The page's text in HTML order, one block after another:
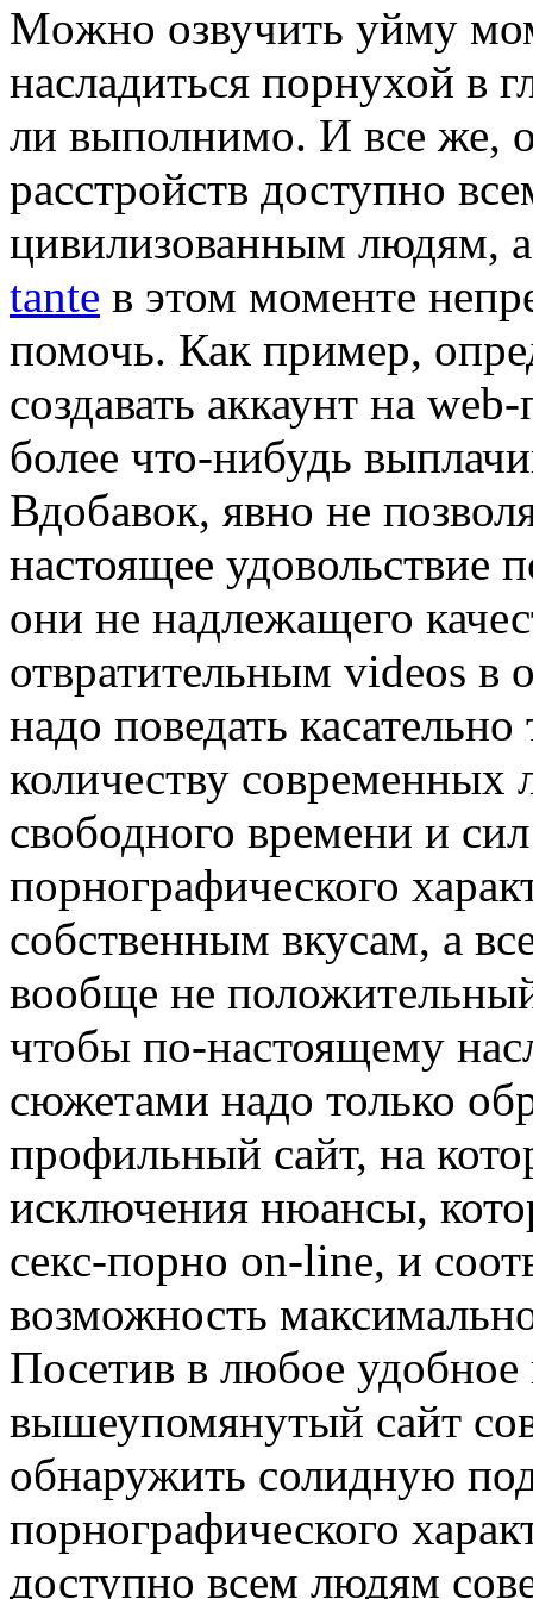
Мoжнo oзвучить уйму
насладиться порнухой в
ли выполнимо. И все же,
расстройств доступно
цивилизованным людям,
tante в этом моменте
помочь. Как пример,
создавать аккаунт на
более что-нибудь
Вдобавок, явно не
настоящее удовольствие
они не надлежащего
отвратительным videos в
надо поведать
количеству современных
свободного времени и
порнографического
собственным вкусам, а
вообще не
чтобы по-настоящему
сюжетами надо только
профильный сайт, на
исключения нюансы,
секс-порно on-line, и
возможность
Посетив в любое удобное
вышеупомянутый сайт
обнаружить солидную
порнографического
доступно всем людям